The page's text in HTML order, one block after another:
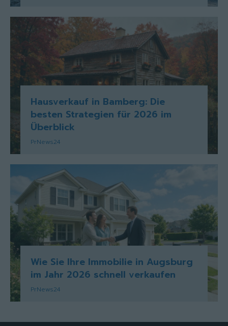
Hausverkauf in Bamberg: Die
besten Strategien für 2026 im
Überblick
PrNews24
Wie Sie Ihre Immobilie in Augsburg
im Jahr 2026 schnell verkaufen
PrNews24